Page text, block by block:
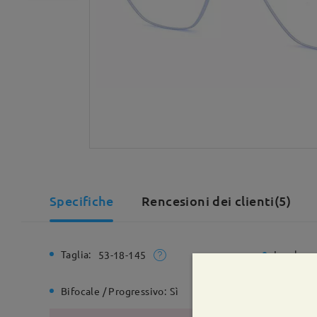
Specifiche Rencesioni dei clienti(5)
Taglia: 53-18-145
Bifocale / Progressivo: Sì